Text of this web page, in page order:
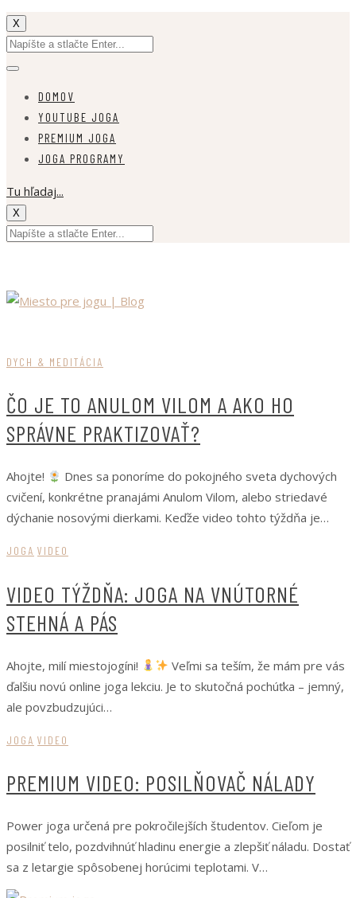
X
DOMOV
YOUTUBE JOGA
PREMIUM JOGA
JOGA PROGRAMY
Tu hľadaj...
X
DYCH & MEDITÁCIA
ČO JE TO ANULOM VILOM A AKO HO
SPRÁVNE PRAKTIZOVAŤ?
Ahojte!
Dnes sa ponoríme do pokojného sveta dychových
cvičení, konkrétne pranajámi Anulom Vilom, alebo striedavé
dýchanie nosovými dierkami. Keďže video tohto týždňa je…
JOGA VIDEO
VIDEO TÝŽDŇA: JOGA NA VNÚTORNÉ
STEHNÁ A PÁS
Ahojte, milí miestojogíni!
Veľmi sa teším, že mám pre vás
ďalšiu novú online joga lekciu. Je to skutočná pochúťka – jemný,
ale povzbudzujúci…
JOGA VIDEO
PREMIUM VIDEO: POSILŇOVAČ NÁLADY
Power joga určená pre pokročilejších študentov. Cieľom je
posilniť telo, pozdvihnúť hladinu energie a zlepšiť náladu. Dostať
sa z letargie spôsobenej horúcimi teplotami. V…